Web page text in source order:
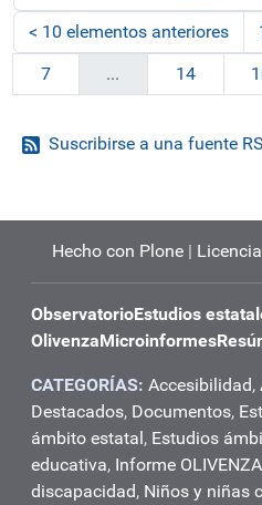
< 10 elementos anteriores
7
... 14
Suscribirse a una fuente
Hecho con Plone |
ObservatorioEstudios
OlivenzaMicroinformes
CATEGORÍAS: Accesibilidad,
Destacados, Documentos,
ámbito estatal, Estudios
educativa, Informe OLIVENZA
discapacidad, Niños y niñas